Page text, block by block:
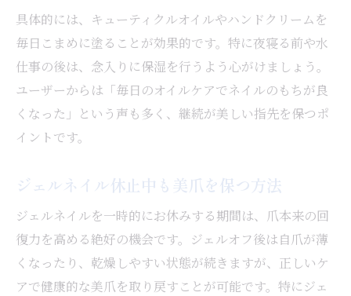
具体的には、キューティクルオイルやハンドクリームを
毎日こまめに塗ることが効果的です。特に夜寝る前や水
仕事の後は、念入りに保湿を行うよう心がけましょう。
ユーザーからは「毎日のオイルケアでネイルのもちが良
くなった」という声も多く、継続が美しい指先を保つポ
イントです。
ジェルネイル休止中も美爪を保つ方法
ジェルネイルを一時的にお休みする期間は、爪本来の回
復力を高める絶好の機会です。ジェルオフ後は自爪が薄
くなったり、乾燥しやすい状態が続きますが、正しいケ
アで健康的な美爪を取り戻すことが可能です。特にジェ